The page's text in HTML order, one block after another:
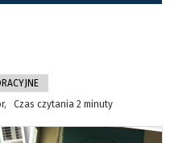
Czas czytania 2 minuty